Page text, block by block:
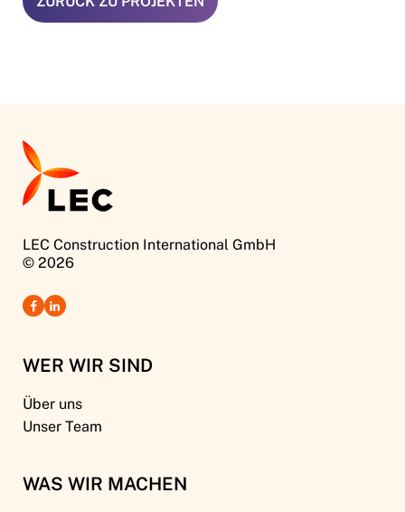
LEC Construction International GmbH
© 2026
WER WIR SIND
Über uns
Unser Team
WAS WIR MACHEN